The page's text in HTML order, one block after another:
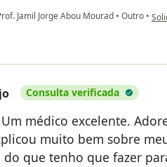
Jamil Jorge Abou Mourad • Outro • na
Consulta verificada
médico excelente.
muito bem sobre
do que tenho que fazer